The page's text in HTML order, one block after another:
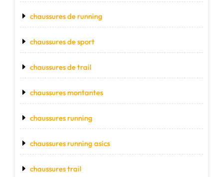
chaussures de running
chaussures de sport
chaussures de trail
chaussures montantes
chaussures running
chaussures running asics
chaussures trail